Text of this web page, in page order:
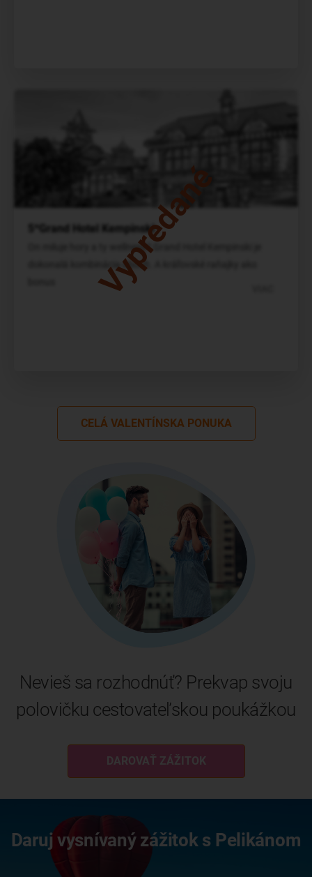
Vypredané
5*Grand Hotel Kempinski
On miluje hory a ty wellness? Grand Hotel Kempinski je
dokonalá kombinácia oboch. A kráľovské raňajky ako
CELÁ VALENTÍNSKA PONUKA
Nevieš sa rozhodnúť? Prekvap svoju
polovičku cestovateľskou poukážkou
DAROVAŤ ZÁŽITOK
Daruj vysnívaný zážitok s Pelikánom